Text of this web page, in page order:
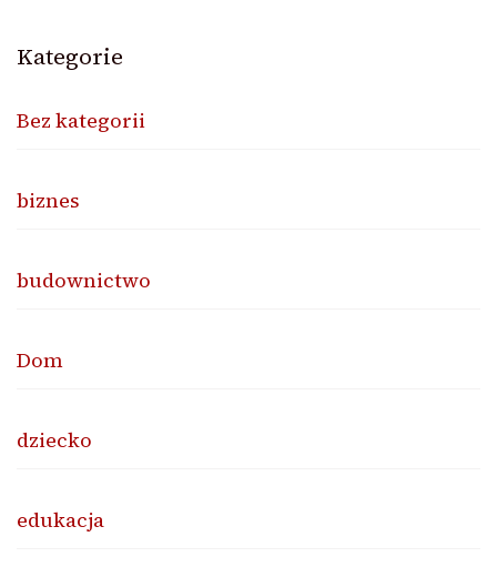
Kategorie
Bez kategorii
biznes
budownictwo
Dom
dziecko
edukacja